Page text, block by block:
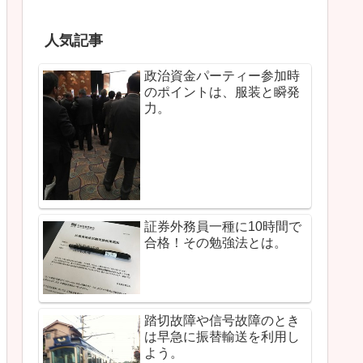
人気記事
政治資金パーティー参加時
のポイントは、服装と瞬発
力。
証券外務員一種に10時間で
合格！その勉強法とは。
踏切故障や信号故障のとき
は早急に振替輸送を利用し
よう。